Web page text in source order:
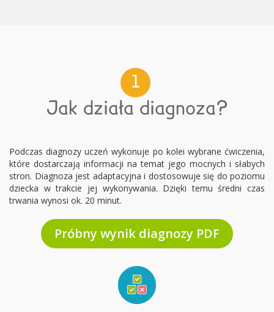
1
Jak działa diagnoza?
Podczas diagnozy uczeń wykonuje po kolei wybrane ćwiczenia,
które dostarczają informacji na temat jego mocnych i słabych
stron. Diagnoza jest adaptacyjna i dostosowuje się do poziomu
dziecka w trakcie jej wykonywania. Dzięki temu średni czas
trwania wynosi ok. 20 minut.
Próbny wynik diagnozy PDF